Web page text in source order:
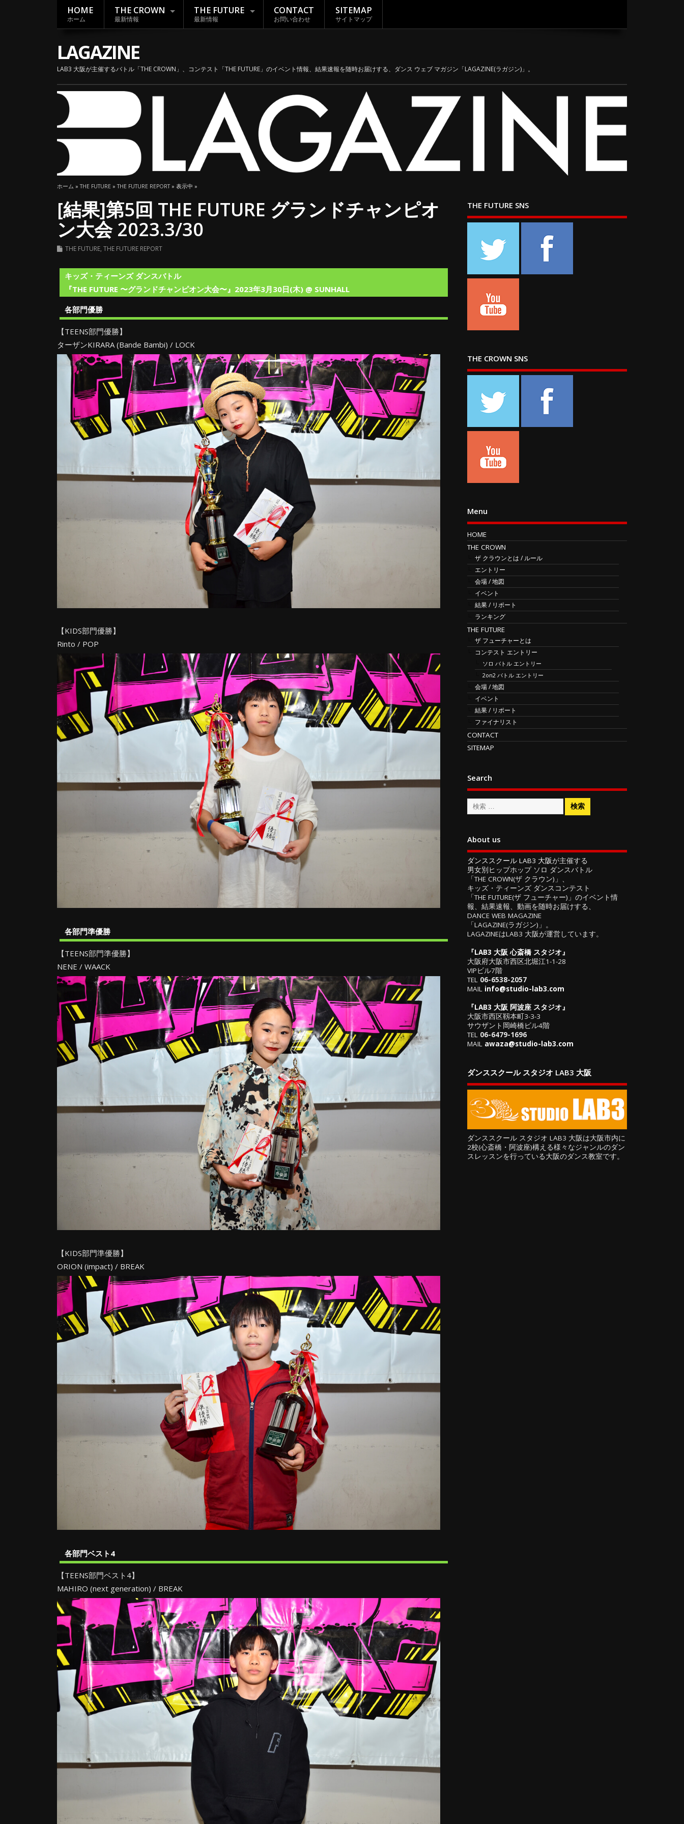
HOME
ホーム
THE CROWN
最新情報
THE FUTURE
最新情報
CONTACT
お問い合わせ
SITEMAP
サイトマップ
LAGAZINE
LAB3 大阪が主催するバトル「THE CROWN」、コンテスト「THE FUTURE」のイベント情報、結果速報を随時お届けする、ダンス ウェブ マガジン「LAGAZINE(ラガジン)」。
ホーム »THE FUTURE »THE FUTURE REPORT» 表示中 »
[結果]第5回 THE FUTURE グランドチャンピオ
ン大会 2023.3/30
THE FUTURE, THE FUTURE REPORT
キッズ・ティーンズ ダンスバトル
『THE FUTURE 〜グランドチャンピオン大会〜』2023年3月30日(木) @ SUNHALL
各部門優勝
【TEENS部門優勝】
ターザンKIRARA (Bande Bambi) / LOCK
【KIDS部門優勝】
Rinto / POP
各部門準優勝
【TEENS部門準優勝】
NENE / WAACK
【KIDS部門準優勝】
ORION (impact) / BREAK
各部門ベスト4
【TEENS部門ベスト4】
MAHIRO (next generation) / BREAK
THE FUTURE SNS
THE CROWN SNS
Menu
HOME
THE CROWN
ザ クラウンとは / ルール
エントリー
会場 / 地図
イベント
結果 / リポート
ランキング
THE FUTURE
ザ フューチャーとは
コンテスト エントリー
ソロ バトル エントリー
2on2 バトル エントリー
会場 / 地図
イベント
結果 / リポート
ファイナリスト
CONTACT
SITEMAP
Search
About us
ダンススクール LAB3 大阪が主催する
男女別ヒップホップ ソロ ダンスバトル
「THE CROWN(ザ クラウン)」、
キッズ・ティーンズ ダンスコンテスト
「THE FUTURE(ザ フューチャー)」のイベント情
報、結果速報、動画を随時お届けする、
DANCE WEB MAGAZINE
「LAGAZINE(ラガジン)」。
LAGAZINEはLAB3 大阪が運営しています。
『LAB3 大阪 心斎橋 スタジオ』
大阪府大阪市西区北堀江1-1-28
VIPビル7階
TEL 06-6538-2057
MAIL info@studio-lab3.com
『LAB3 大阪 阿波座 スタジオ』
大阪市西区靱本町3-3-3
サウザント岡崎橋ビル4階
TEL 06-6479-1696
MAIL awaza@studio-lab3.com
ダンススクール スタジオ LAB3 大阪
ダンススクール スタジオ LAB3 大阪は大阪市内に
2校(心斎橋・阿波座)構える様々なジャンルのダン
スレッスンを行っている大阪のダンス教室です。